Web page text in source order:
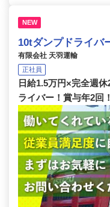
NEW
10tダンプドライバ
有限会社 天羽運輸
正社員
日給1.5万円×完全週
ライバー！賞与年2回